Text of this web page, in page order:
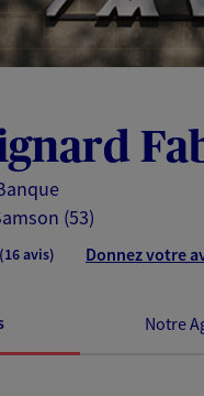
de
page
(53)
(16 avis) Donnez votre
Notre